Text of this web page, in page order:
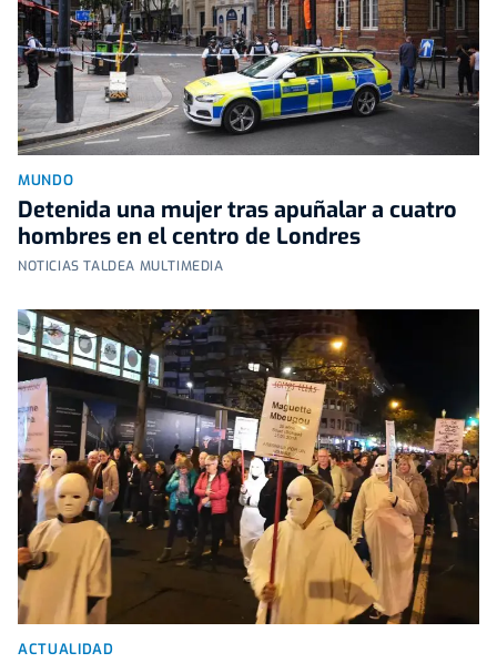
MUNDO
Detenida una mujer tras apuñalar a cuatro
hombres en el centro de Londres
NOTICIAS TALDEA MULTIMEDIA
ACTUALIDAD